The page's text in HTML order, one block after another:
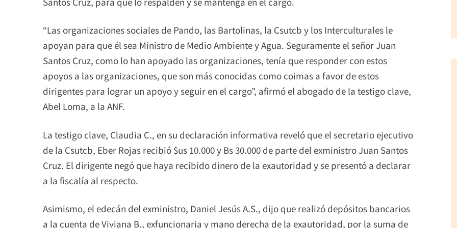
“Las organizaciones sociales de Pando, las Bartolinas, la Csutcb y los Interculturales le
apoyan para que él sea Ministro de Medio Ambiente y Agua. Seguramente el señor Juan
Santos Cruz, como lo han apoyado las organizaciones, tenía que responder con estos
apoyos a las organizaciones, que son más conocidas como coimas a favor de estos
dirigentes para lograr un apoyo y seguir en el cargo”, afirmó el abogado de la testigo clave,
Abel Loma, a la ANF.
La testigo clave, Claudia C., en su declaración informativa reveló que el secretario ejecutivo
de la Csutcb, Eber Rojas recibió $us 10.000 y Bs 30.000 de parte del exministro Juan Santos
Cruz. El dirigente negó que haya recibido dinero de la exautoridad y se presentó a declarar
a la fiscalía al respecto.
Asimismo, el edecán del exministro, Daniel Jesús A.S., dijo que realizó depósitos bancarios
a la cuenta de Viviana B., exfuncionaria y mano derecha de la exautoridad, por la suma de